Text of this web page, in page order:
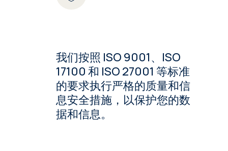
我们按照 ISO 9001、ISO
17100 和 ISO 27001 等标准
的要求执行严格的质量和信
息安全措施，以保护您的数
据和信息。